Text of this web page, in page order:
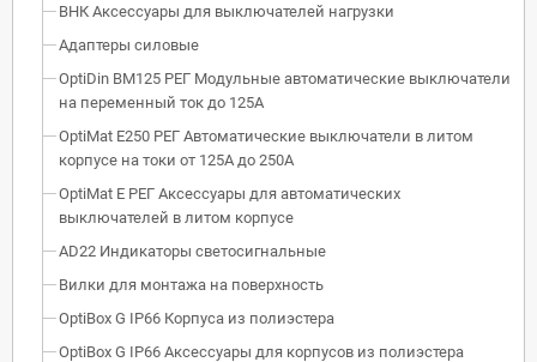
ВНК Аксессуары для выключателей нагрузки
Адаптеры силовые
OptiDin BM125 РЕГ Модульные автоматические выключатели
на переменный ток до 125А
OptiMat E250 РЕГ Автоматические выключатели в литом
корпусе на токи от 125А до 250А
OptiMat E РЕГ Аксессуары для автоматических
выключателей в литом корпусе
AD22 Индикаторы светосигнальные
Вилки для монтажа на поверхность
OptiBox G IP66 Корпуса из полиэстера
OptiBox G IP66 Аксессуары для корпусов из полиэстера